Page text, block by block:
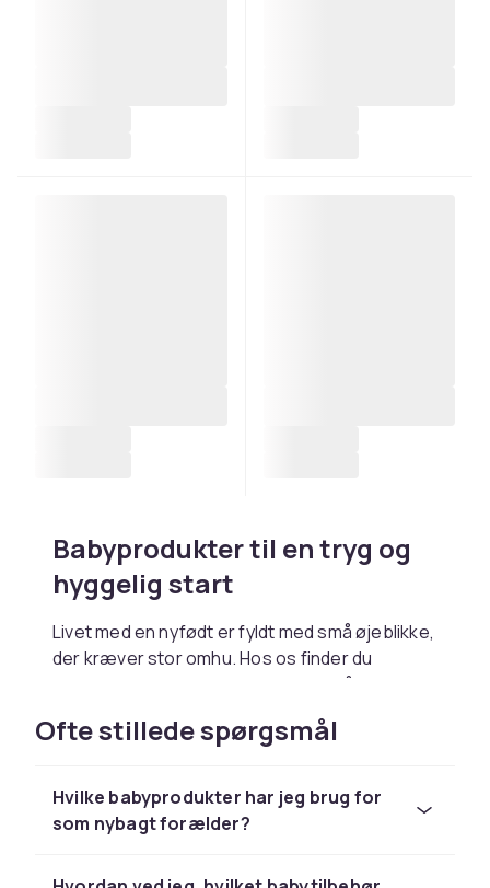
Babyprodukter til en tryg og
hyggelig start
Livet med en nyfødt er fyldt med små øjeblikke,
der kræver stor omhu. Hos os finder du
babyprodukter, der gør de første måneder
beroligende sutter til smarte løsninger til
i sindet for både baby og forælder.
Babytilbehør, der forenkler
Ofte stillede spørgsmål
Hvilke babyprodukter har jeg brug for
som nybagt forælder?